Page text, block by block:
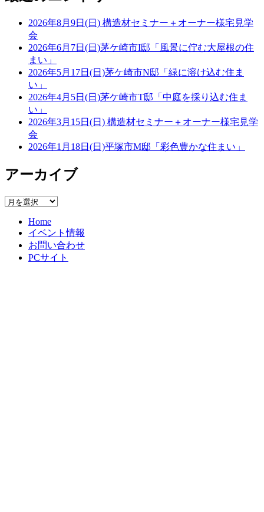
2026年8月9日(日) 構造材セミナー＋オーナー様宅見学
会
2026年6月7日(日)茅ケ崎市I邸「風景に佇む大屋根の住
まい」
2026年5月17日(日)茅ケ崎市N邸「緑に溶け込む住ま
い」
2026年4月5日(日)茅ケ崎市T邸「中庭を採り込む住ま
い」
2026年3月15日(日) 構造材セミナー＋オーナー様宅見学
会
2026年1月18日(日)平塚市M邸「彩色豊かな住まい」
アーカイブ
ア
Home
イベント情報
お問い合わせ
PCサイト